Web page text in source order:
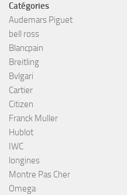
Catégories
Audemars Piguet
bell ross
Blancpain
Breitling
Bvlgari
Cartier
Citizen
Franck Muller
Hublot
IWC
longines
Montre Pas Cher
Omega